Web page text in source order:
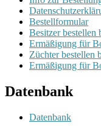
Bestellformular
Besitzer bestellen
Ermäßigung für
Züchter bestellen
Ermäßigung für
Datenbank
Datenbank